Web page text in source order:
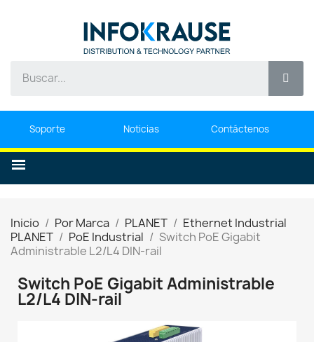
Soporte Noticias Contáctenos
Inicio Por Marca PLANET
Ethernet Industrial
PLANET
PoE Industrial
Switch PoE Gigabit
Administrable L2/L4 DIN-rail
Switch PoE Gigabit Administrable
L2/L4 DIN-rail